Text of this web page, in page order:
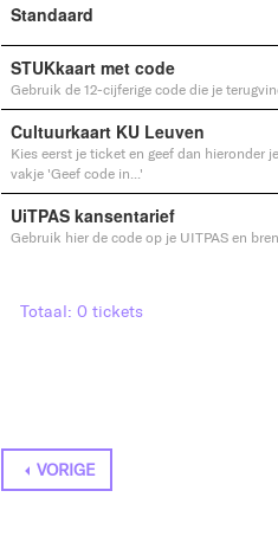
Standaard
STUKkaart met code
Gebruik de 12-cijferige code die je
Cultuurkaart KU Leuven
Kies eerst je ticket en geef dan hieronder
vakje 'Geef code in...'
UiTPAS kansentarief
Gebruik hier de code op je UITPAS en
Totaal: 0 tickets
VORIGE